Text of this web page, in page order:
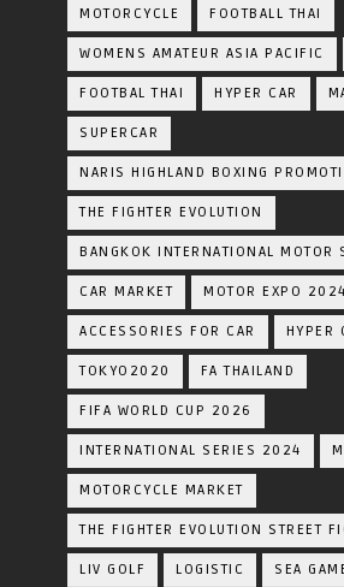
MOTORCYCLE FOOTBALL THAI
WOMENS AMATEUR ASIA PACIFIC
FOOTBAL THAI HYPER CAR
SUPERCAR
NARIS HIGHLAND BOXING
THE FIGHTER EVOLUTION
BANGKOK INTERNATIONAL MOTOR
CAR MARKET MOTOR EXPO 2024
ACCESSORIES FOR CAR HYPER
TOKYO2020 FA THAILAND
FIFA WORLD CUP 2026
INTERNATIONAL SERIES 2024
MOTORCYCLE MARKET
THE FIGHTER EVOLUTION STREET
LIV GOLF LOGISTIC SEA